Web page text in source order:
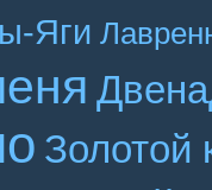
Яги
Золотой